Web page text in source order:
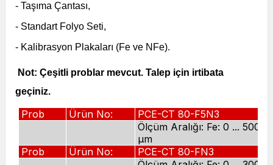
- Taşıma Çantası,
- Standart Folyo Seti,
- Kalibrasyon Plakaları (Fe ve NFe).
Not: Çeşitli problar mevcut. Talep için irtibata
geçiniz.
Prob Ürün No:
PCE-CT 80-F5N3
Ölçüm Aralığı: Fe: 0 ...
µm
Prob
Ürün No:
PCE-CT 80-FN3